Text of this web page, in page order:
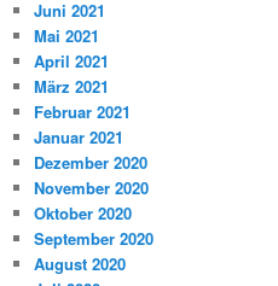
Juni 2021
Mai 2021
April 2021
März 2021
Februar 2021
Januar 2021
Dezember 2020
November 2020
Oktober 2020
September 2020
August 2020